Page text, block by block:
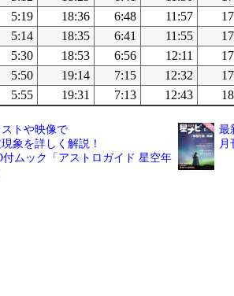
5:19 18:36 6:48 11:57
5:14 18:35 6:41 11:55
5:30 18:53 6:56 12:11
5:50 19:14 7:15 12:32
5:55 19:31 7:13 12:43
トや映像で
象を詳しく解説！
付ムック「アストロガイド 星空年
最
月